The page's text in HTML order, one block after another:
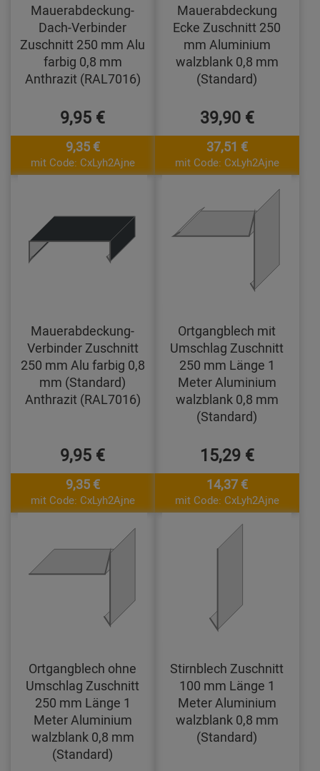
Mauerabdeckung-
Dach-Verbinder
Zuschnitt 250 mm Alu
farbig 0,8 mm
Anthrazit (RAL7016)
9,95 €
9,35 €
mit Code: CxLyh2Ajne
Mauerabdeckung
Ecke Zuschnitt 250
mm Aluminium
walzblank 0,8 mm
(Standard)
39,90 €
37,51 €
mit Code: CxLyh2Ajne
Mauerabdeckung-
Verbinder Zuschnitt
250 mm Alu farbig 0,8
mm (Standard)
Anthrazit (RAL7016)
9,95 €
9,35 €
mit Code: CxLyh2Ajne
Ortgangblech mit
Umschlag Zuschnitt
250 mm Länge 1
Meter Aluminium
walzblank 0,8 mm
(Standard)
15,29 €
14,37 €
mit Code: CxLyh2Ajne
Ortgangblech ohne
Umschlag Zuschnitt
250 mm Länge 1
Meter Aluminium
walzblank 0,8 mm
(Standard)
Stirnblech Zuschnitt
100 mm Länge 1
Meter Aluminium
walzblank 0,8 mm
(Standard)